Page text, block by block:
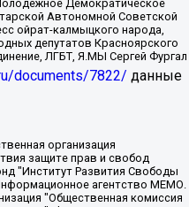
Демократическое
Автономной Советской
ойрат-калмыцкого народа,
депутатов Красноярского
ЛГБТ, Я.МЫ Сергей Фургал
documents/7822/ данные
Регина Эмилевна, Григорьев Андрей Валерьевич, Григорьева Алина Александровна, Ассоциация по содействию защите прав призывников, альтернативнослужащих и военнослужащих "Правозащитная группа "Гражданин.Армия.Право", Хисамова Регина Фаритовна, Автономная некоммерческая организация по реализации социально-правовых программ "Лилит", Дальневосточное общественное движение "Маяк", Санкт-Петербургская ЛГБТ-инициативная группа "Выход", Инициативная группа ЛГБТ+ "Реверс", Алексеев Андрей Викторович, Бекбулатова Таисия Львовна, Беляев Иван Михайлович, Владыкина Елена Сергеевна, Гельман Марат Александрович, Никульшина Вероника Юрьевна, Толоконникова Надежда Андреевна, Шендерович Виктор Анатольевич, Общество с ограниченной ответственностью "Данное сообщение", Общество с ограниченной ответственностью Издательский дом "Новая глава", Айнбиндер Александра Александровна, Московский комьюнити-центр для ЛГБТ+инициатив, Благотворительный фонд развития филантропии, Deutsche Welle (Германия, Kurt-Schumacher-Strasse 3, 53113 Bonn), Борзунова Мария Михайловна, Воробьев Виктор Викторович, Голубева Анна Львовна, Константинова Алла Михайловна, Малкова Ирина Владимировна, Мурадов Мурад Абдулгалимович, Осетинская Елизавета Николаевна, Понасенков Евгений Николаевич, Ганапольский Матвей Юрьевич, Киселев Евгений Алексеевич, Борухович Ирина Григорьевна, Дремин Иван Тимофеевич, Дубровский Дмитрий Викторович, Красноярская региональная общественная организация поддержки и развития альтернативных образовательных технологий и межкультурных коммуникаций "ИНТЕРРА", Маяковская Екатерина Алексеевна, Фейгин Марк Захарович, Филимонов Андрей Викторович, Дзугкоева Регина Николаевна, Доброхотов Роман Александрович, Дудь Юрий Александрович, Елкин Сергей Владимирович, Кругликов Кирилл Игоревич, Сабунаева Мария Леонидовна, Семенов Алексей Владимирович, Шаинян Карен Багратович, Шульман Екатерина Михайловна, Асафьев Артур Валерьевич, Вахштайн Виктор Семенович, Венедиктов Алексей Алексеевич, Лушникова Екатерина Евгеньевна, Волков Леонид Михайлович, Невзоров Александр Глебович, Пархоменко Сергей Борисович, Сироткин Ярослав Николаевич, Кара-Мурза Владимир Владимирович, Баранова Наталья Владимировна, Гозман Леонид Яковлевич, Кагарлицкий Борис Юльевич, Климарев Михаил Валерьевич, Милов Владимир Станиславович, Автономная некоммерческая организация Краснодарский центр современного искусства "Типография", Моргенштерн Алишер Тагирович, Соболь Любовь Эдуардовна, Общество с ограниченной ответственностью "ЛИЗА НОРМ", Каспаров Гарри Кимович, Ходорковский Михаил Борисович, Общество с ограниченной ответственностью "Апрельские тезисы", Данилович Ирина Брониславовна, Кашин Олег Владимирович, Петров Николай Владимирович, Пивоваров Алексей Владимирович, Соколов Михаил Владимирович, Цветкова Юлия Владимировна, Чичваркин Евгений Александрович, Комитет против пыток/Команда против пыток, Общество с ограниченной ответственностью "Первый научный", Общество с ограниченной ответственностью "Вертолет и ко", Белоцерковская Вероника Борисовна, Кац Максим Евгеньевич, Лазарева Татьяна Юрьевна, Шаведдинов Руслан Табризович, Яшин Илья Валерьевич, Общество с ограниченной ответственностью "Иноагент ААВ", Алешковский Дмитрий Петрович, Альбац Евгения Марковна, Быков Дмитрий Львович, Галямина Юлия Евгеньевна, Лойко Сергей Леонидович, Мартынов Кирилл Константинович, Медведев Сергей Александрович, Крашенинников Федор Геннадиевич, Гордеева Катерина Вл